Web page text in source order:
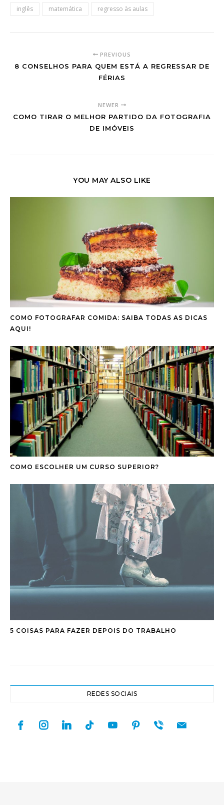
inglês
matemática regresso às aulas
PREVIOUS
8 CONSELHOS PARA QUEM ESTÁ A REGRESSAR DE
FÉRIAS
NEWER
COMO TIRAR O MELHOR PARTIDO DA FOTOGRAFIA
DE IMÓVEIS
YOU MAY ALSO LIKE
COMO FOTOGRAFAR COMIDA: SAIBA TODAS AS DICAS
AQUI!
COMO ESCOLHER UM CURSO SUPERIOR?
5 COISAS PARA FAZER DEPOIS DO TRABALHO
REDES SOCIAIS
facebookinstagramlinkedintiktok youtubepinterest
viber mail